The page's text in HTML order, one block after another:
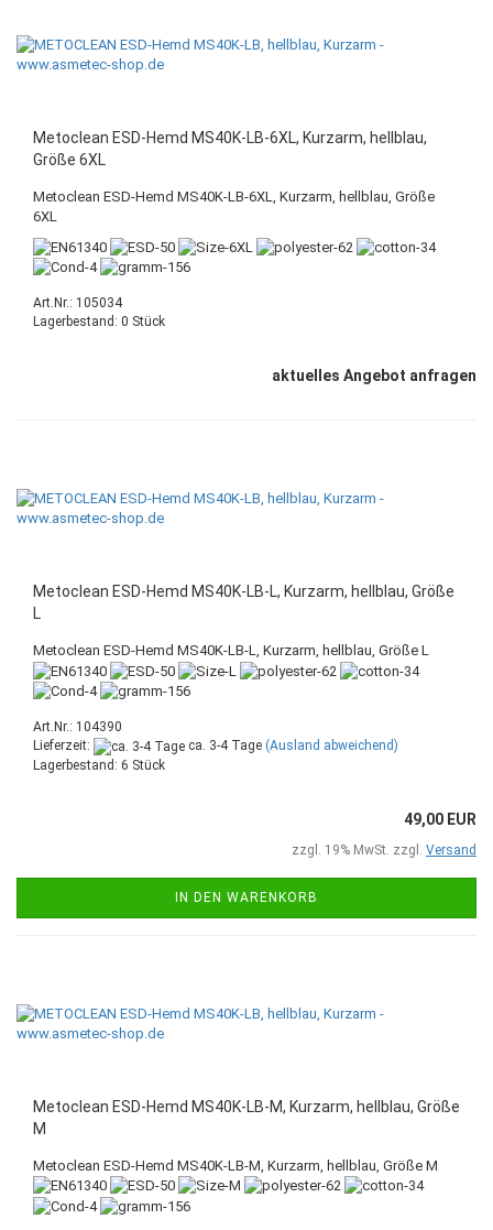
Metoclean ESD-Hemd MS40K-LB-6XL, Kurzarm, hellblau,
Größe 6XL
Metoclean ESD-Hemd MS40K-LB-6XL, Kurzarm, hellblau, Größe
6XL
Art.Nr.: 105034
Lagerbestand: 0 Stück
aktuelles Angebot anfragen
Metoclean ESD-Hemd MS40K-LB-L, Kurzarm, hellblau, Größe
L
Metoclean ESD-Hemd MS40K-LB-L, Kurzarm, hellblau, Größe L
Art.Nr.: 104390
Lieferzeit:
ca. 3-4 Tage (Ausland abweichend)
Lagerbestand: 6 Stück
49,00 EUR
zzgl. 19% MwSt. zzgl. Versand
IN DEN WARENKORB
Metoclean ESD-Hemd MS40K-LB-M, Kurzarm, hellblau, Größe
M
Metoclean ESD-Hemd MS40K-LB-M, Kurzarm, hellblau, Größe M